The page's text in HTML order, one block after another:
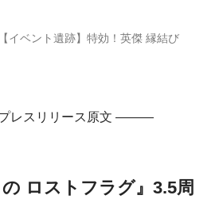
イベント遺跡】特効！英傑 縁結び
レスリリース原文 ———
の ロストフラグ』3.5周